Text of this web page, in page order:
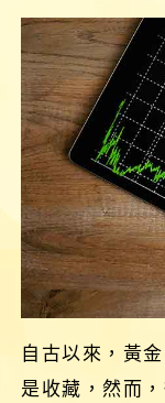
自古以來，黃
是收藏，然而